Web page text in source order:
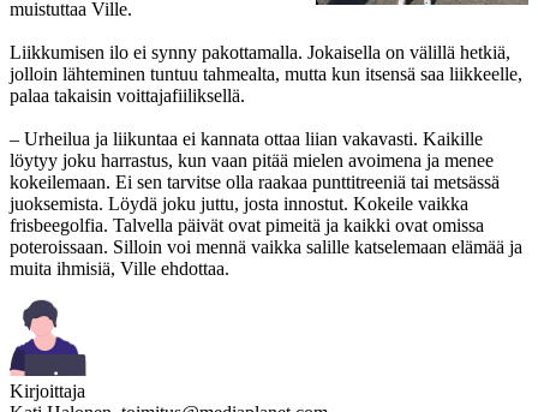
muistuttaa Ville.
Liikkumisen ilo ei synny pakottamalla. Jokaisella on välillä hetkiä,
jolloin lähteminen tuntuu tahmealta, mutta kun itsensä saa liikkeelle,
palaa takaisin voittajafiiliksellä.
– Urheilua ja liikuntaa ei kannata ottaa liian vakavasti. Kaikille
löytyy joku harrastus, kun vaan pitää mielen avoimena ja menee
kokeilemaan. Ei sen tarvitse olla raakaa punttitreeniä tai metsässä
juoksemista. Löydä joku juttu, josta innostut. Kokeile vaikka
frisbeegolfia. Talvella päivät ovat pimeitä ja kaikki ovat omissa
poteroissaan. Silloin voi mennä vaikka salille katselemaan elämää ja
muita ihmisiä, Ville ehdottaa.
Kirjoittaja